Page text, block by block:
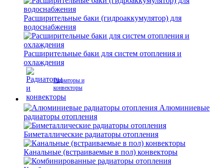
Расширительные баки (гидроаккумулятор) для
водоснабжения
Расширительные баки для систем отопления и
охлаждения
Радиаторы и
конвекторы
Алюминиевые
радиаторы отопления
Биметаллические радиаторы отопления
Канальные (встраиваемые в пол) конвекторы